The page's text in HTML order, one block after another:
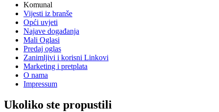
Komunal
Vijesti iz branše
Opći uvjeti
Najave događanja
Mali Oglasi
Predaj oglas
Zanimljivi i korisni Linkovi
Marketing i pretplata
O nama
Impressum
Ukoliko ste propustili